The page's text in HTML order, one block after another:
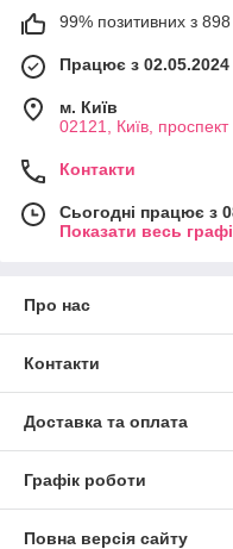
99% позитивних з 898
Працює з 02.05.2024
м. Київ
02121, Київ,
Контакти
Сьогодні працює з
Показати весь
Про нас
Контакти
Доставка та оплата
Графік роботи
Повна версія сайту